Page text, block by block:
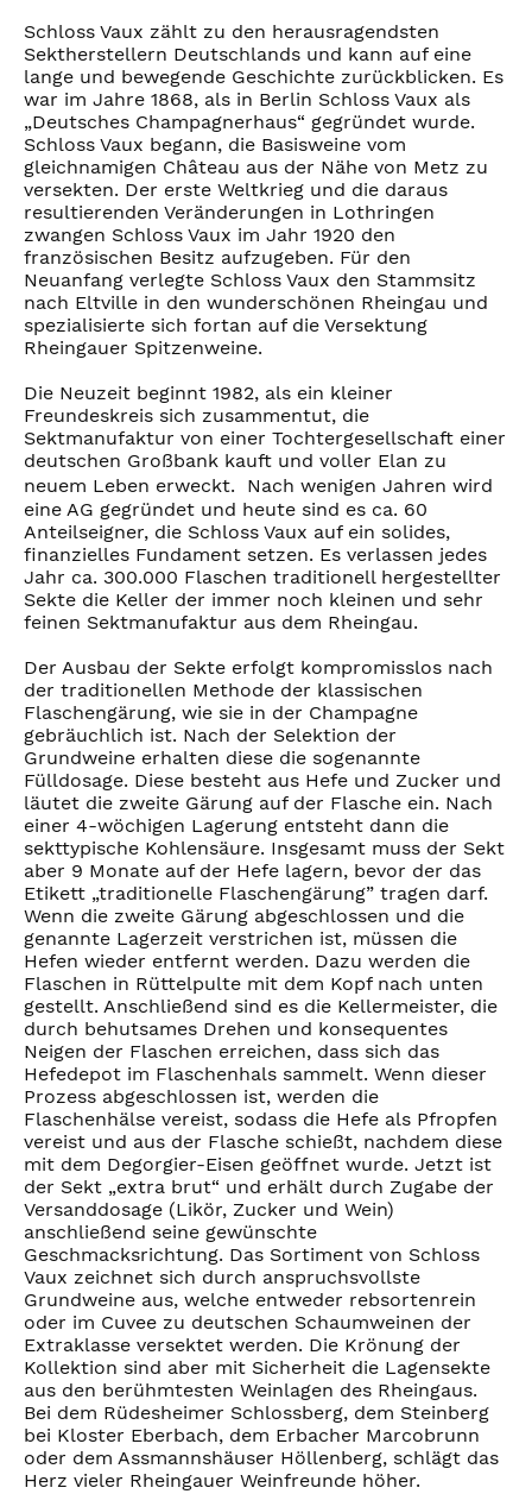
Schloss Vaux zählt zu den herausragendsten
Sektherstellern Deutschlands und kann auf eine
lange und bewegende Geschichte zurückblicken. Es
war im Jahre 1868, als in Berlin Schloss Vaux als
„Deutsches Champagnerhaus“ gegründet wurde.
Schloss Vaux begann, die Basisweine vom
gleichnamigen Château aus der Nähe von Metz zu
versekten. Der erste Weltkrieg und die daraus
resultierenden Veränderungen in Lothringen
zwangen Schloss Vaux im Jahr 1920 den
französischen Besitz aufzugeben. Für den
Neuanfang verlegte Schloss Vaux den Stammsitz
nach Eltville in den wunderschönen Rheingau und
spezialisierte sich fortan auf die Versektung
Rheingauer Spitzenweine.
Die Neuzeit beginnt 1982, als ein kleiner
Freundeskreis sich zusammentut, die
Sektmanufaktur von einer Tochtergesellschaft einer
deutschen Großbank kauft und voller Elan zu
neuem Leben erweckt. Nach wenigen Jahren wird
eine AG gegründet und heute sind es ca. 60
Anteilseigner, die Schloss Vaux auf ein solides,
finanzielles Fundament setzen. Es verlassen jedes
Jahr ca. 300.000 Flaschen traditionell hergestellter
Sekte die Keller der immer noch kleinen und sehr
feinen Sektmanufaktur aus dem Rheingau.
Der Ausbau der Sekte erfolgt kompromisslos nach
der traditionellen Methode der klassischen
Flaschengärung, wie sie in der Champagne
gebräuchlich ist. Nach der Selektion der
Grundweine erhalten diese die sogenannte
Fülldosage. Diese besteht aus Hefe und Zucker und
läutet die zweite Gärung auf der Flasche ein. Nach
einer 4-wöchigen Lagerung entsteht dann die
sekttypische Kohlensäure. Insgesamt muss der Sekt
aber 9 Monate auf der Hefe lagern, bevor der das
Etikett „traditionelle Flaschengärung” tragen darf.
Wenn die zweite Gärung abgeschlossen und die
genannte Lagerzeit verstrichen ist, müssen die
Hefen wieder entfernt werden. Dazu werden die
Flaschen in Rüttelpulte mit dem Kopf nach unten
gestellt. Anschließend sind es die Kellermeister, die
durch behutsames Drehen und konsequentes
Neigen der Flaschen erreichen, dass sich das
Hefedepot im Flaschenhals sammelt. Wenn dieser
Prozess abgeschlossen ist, werden die
Flaschenhälse vereist, sodass die Hefe als Pfropfen
vereist und aus der Flasche schießt, nachdem diese
mit dem Degorgier-Eisen geöffnet wurde. Jetzt ist
der Sekt „extra brut“ und erhält durch Zugabe der
Versanddosage (Likör, Zucker und Wein)
anschließend seine gewünschte
Geschmacksrichtung. Das Sortiment von Schloss
Vaux zeichnet sich durch anspruchsvollste
Grundweine aus, welche entweder rebsortenrein
oder im Cuvee zu deutschen Schaumweinen der
Extraklasse versektet werden. Die Krönung der
Kollektion sind aber mit Sicherheit die Lagensekte
aus den berühmtesten Weinlagen des Rheingaus.
Bei dem Rüdesheimer Schlossberg, dem Steinberg
bei Kloster Eberbach, dem Erbacher Marcobrunn
oder dem Assmannshäuser Höllenberg, schlägt das
Herz vieler Rheingauer Weinfreunde höher.